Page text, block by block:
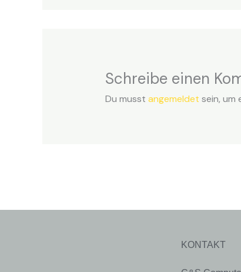
Schreibe einen
Du musst angemeldet sein, um
KONTAKT